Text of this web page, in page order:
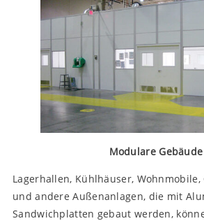
Modulare Gebäude
Lagerhallen, Kühlhäuser, Wohnmobile,
und andere Außenanlagen, die mit
Sandwichplatten gebaut werden,